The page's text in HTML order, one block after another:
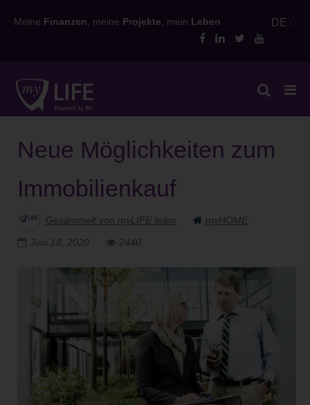
to
Meine Finanzen , meine Projekte , mein Leben DE
Neue Möglichkeiten zum
Immobilienkauf
Gesammelt von myLIFE team
myHOME
Juni 18, 2020
2440